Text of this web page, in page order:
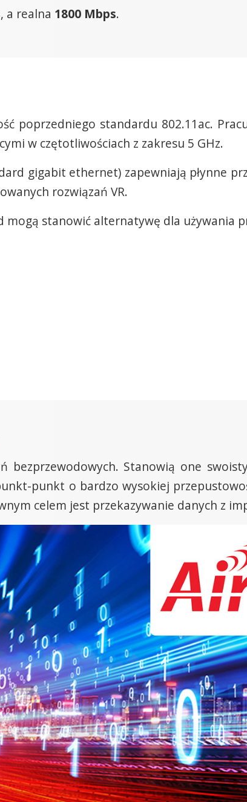
, a realna 1800 Mbps.
poprzedniego standardu 802.11ac.
w czętotliwościach z zakresu 5 GHz.
gigabit ethernet) zapewniają płynne
rozwiązań VR.
mogą stanowić alternatywę dla używania
bezprzewodowych. Stanowią one
punkt o bardzo wysokiej
celem jest przekazywanie danych z